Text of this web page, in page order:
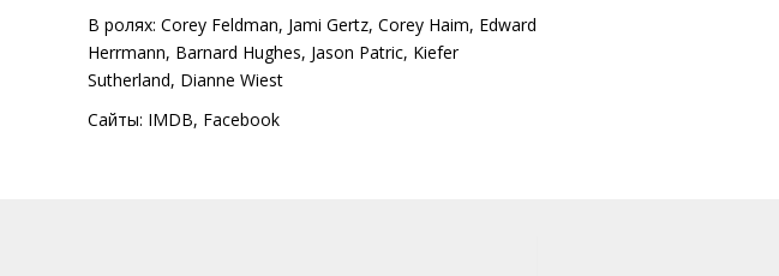
В ролях: Corey Feldman, Jami Gertz, Corey Haim, Edward
Herrmann, Barnard Hughes, Jason Patric, Kiefer
Sutherland, Dianne Wiest
Сайты: IMDB, Facebook